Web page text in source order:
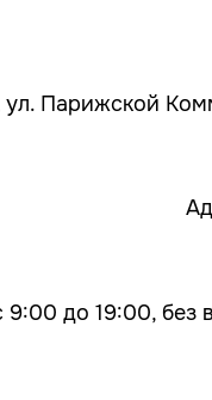
ул. Парижской
9:00 до 19:00, без